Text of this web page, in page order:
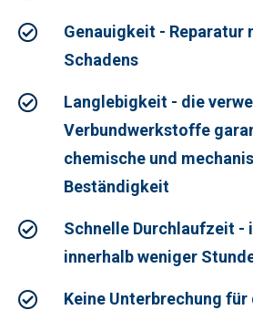
Genauigkeit - Reparatur
Schadens
Langlebigkeit - die
Verbundwerkstoffe
chemische und
Beständigkeit
Schnelle Durchlaufzeit -
innerhalb weniger
Keine Unterbrechung